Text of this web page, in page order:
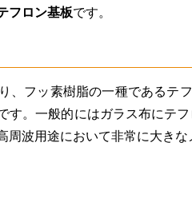
フロン基板です。
、フッ素樹脂の一種であるテ
す。一般的にはガラス布にテ
周波用途において非常に大きな